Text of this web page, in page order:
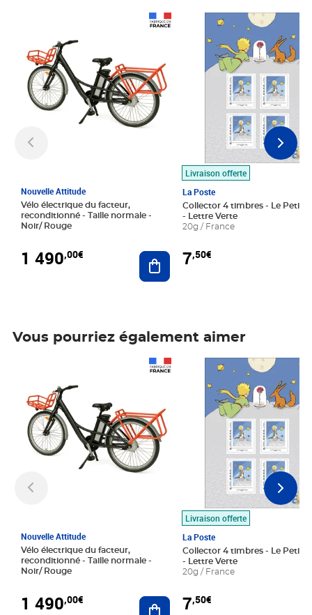
Nouvelle Attitude
Vélo électrique du facteur,
reconditionné - Taille normale -
Noir/ Rouge
1 490,00€ Ajouter au panier
Livraison offerte
La Poste
Collector 4 timbres - Le Petit
- Lettre Verte
20g / France
7,50€
Prix 7,50€
Vous pourriez également aimer
Nouvelle Attitude
Vélo électrique du facteur,
reconditionné - Taille normale -
Noir/ Rouge
1 490,00€ Ajouter au panier
Livraison offerte
La Poste
Collector 4 timbres - Le Petit
- Lettre Verte
20g / France
7,50€
Prix 7,50€